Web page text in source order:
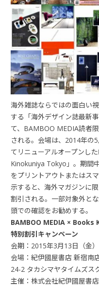
海外雑誌ならではの面白い
する「海外デザイン誌最新
て、BAMBOO MEDIA読者
される。会場は、2014年の
てリニューアルオープンし
Kinokuniya Tokyo」。期間
をプリントアウトまたはス
示すると、海外マガジンに
割引される。一部対象外と
頭での確認をお勧めする。
BAMBOO MEDIA ×
特別割引キャンペーン
会期：2015年3月13日（金
会場：紀伊國屋書店 新宿南
24-2 タカシマヤタイムズス
主催：株式会社紀伊國屋書店